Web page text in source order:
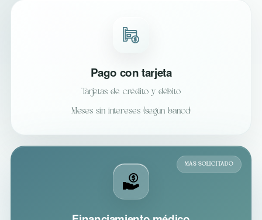
Pago con tarjeta
Tarjetas de crédito y débito
Meses sin intereses (según banco)
MÁS SOLICITADO